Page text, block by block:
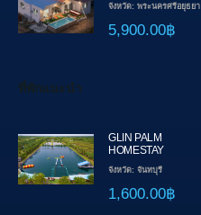
จังหวัด: พระนครศรีอยุธยา
5,900.00฿
ที่พักแนะนำ
GLIN PALM
HOMESTAY
จังหวัด: จันทบุรี
1,600.00฿